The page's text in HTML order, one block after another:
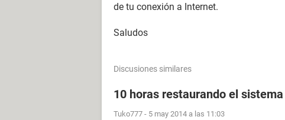
de tu conexión a Internet.
Saludos
Discusiones similares
10 horas restaurando el
Tuko777 - 5 may 2014 a las 11:03